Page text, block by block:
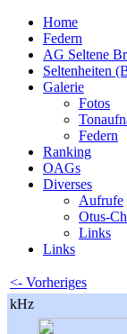
Home
Federn
AG Seltene
Seltenheiten
Galerie
Fotos
Federn
Ranking
OAGs
Diverses
Aufrufe
Otus-
Links
Links
<- Vorheriges
kHz